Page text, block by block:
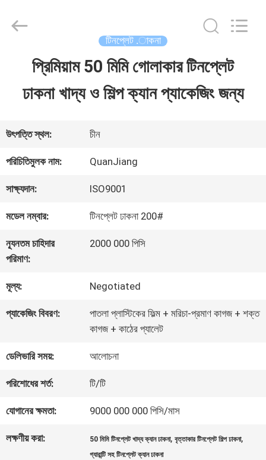
ভিডিও
আমাদের
সম্পর্কে
ভ্রমণ
যোগাযোগ
করুন
METAL
Reserved.
টিনপ্লেট .াকনা
প্রিমিয়াম 50 মিমি গোলাকার টিনপ্লেট
ঢাকনা খাদ্য ও শিল্প ক্যান প্যাকেজিং জন্য
উৎপত্তি স্থল: চীন
পরিচিতিমুলক নাম: QuanJiang
সাক্ষ্যদান: ISO9001
মডেল নম্বার: টিনপ্লেট ঢাকনা 200#
ন্যূনতম চাহিদার
পরিমাণ:
2000 000 পিসি
মূল্য: Negotiated
প্যাকেজিং বিবরণ:
পাতলা প্লাস্টিকের ফিল্ম + মরিচা-প্রমাণ কাগজ + শক্ত
কাগজ + কাঠের প্যালেট
ডেলিভারি সময়: আলোচনা
পরিশোধের শর্ত: টি/টি
যোগানের ক্ষমতা: 9000 000 000 পিসি/মাস
লক্ষণীয় করা: 50 মিমি টিনপ্লেট খাদ্য ক্যান ঢাকনা,বৃত্তাকার টিনপ্লেট শিল্প ঢাকনা,
গ্যারান্টি সহ টিনপ্লেট ক্যান ঢাকনা